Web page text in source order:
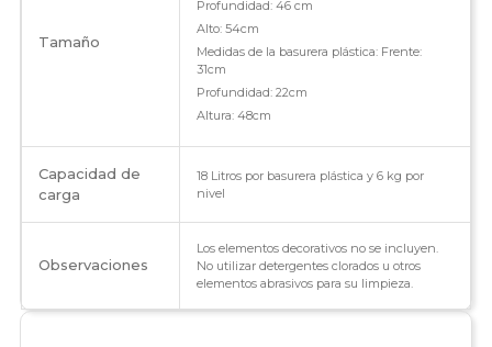
Tamaño
Profundidad: 46 cm
Alto: 54cm
Medidas de la basurera plástica: Frente:
31cm
Profundidad: 22cm
Altura: 48cm
Capacidad de
carga
18 Litros por basurera plástica y 6 kg por
nivel
Observaciones
Los elementos decorativos no se incluyen.
No utilizar detergentes clorados u otros
elementos abrasivos para su limpieza.